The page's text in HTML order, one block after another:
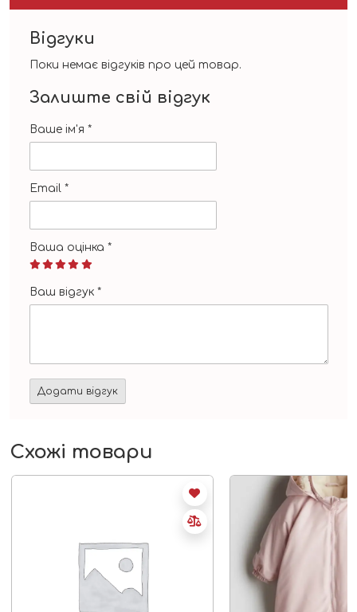
Відгуки
Поки немає відгуків про цей товар.
Залиште свій відгук
Ваше ім'я *
Email *
Ваша оцінка *
Ваш відгук *
Схожі товари